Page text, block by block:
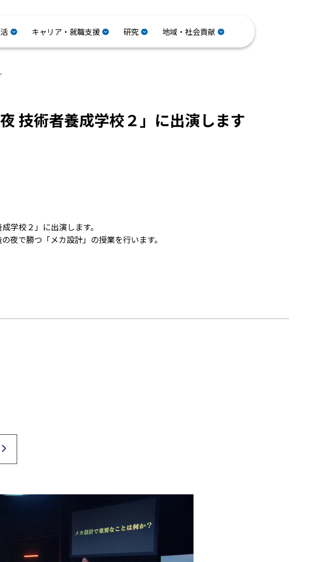
キャリア・就職支援 研究 地域・社会貢献
技術者養成学校２」に出演します
学校２」に出演します。
夜で勝つ「メカ設計」の授業を行います。